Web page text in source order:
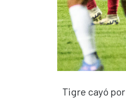
Tigre cayó